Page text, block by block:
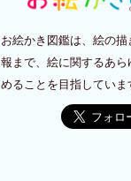
お絵かき図鑑は、絵の
報まで、絵に関するあ
めることを目指していま